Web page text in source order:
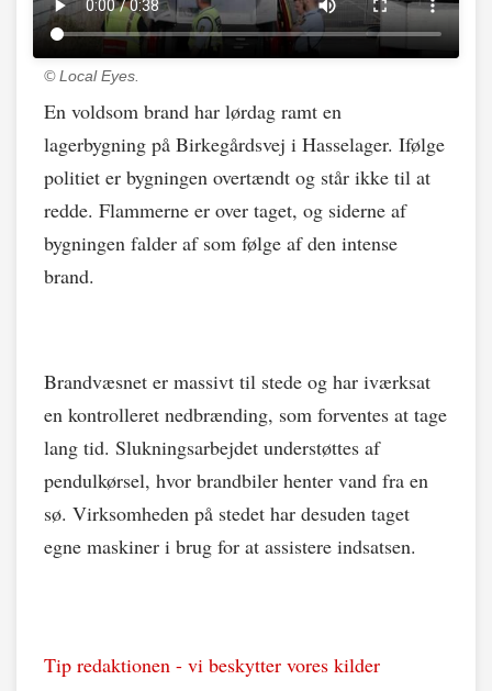
© Local Eyes.
En voldsom brand har lørdag ramt en
lagerbygning på Birkegårdsvej i Hasselager. Ifølge
politiet er bygningen overtændt og står ikke til at
redde. Flammerne er over taget, og siderne af
bygningen falder af som følge af den intense
brand.
Brandvæsnet er massivt til stede og har iværksat
en kontrolleret nedbrænding, som forventes at tage
lang tid. Slukningsarbejdet understøttes af
pendulkørsel, hvor brandbiler henter vand fra en
sø. Virksomheden på stedet har desuden taget
egne maskiner i brug for at assistere indsatsen.
Tip redaktionen - vi beskytter vores kilder